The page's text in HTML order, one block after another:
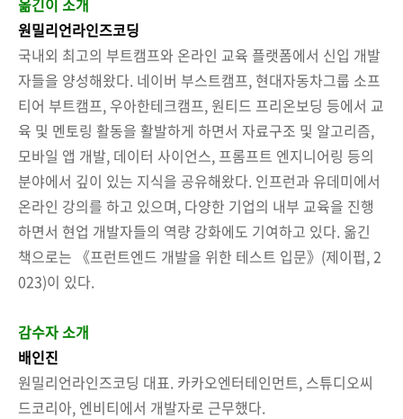
원밀리언라인즈코딩
국내외 최고의 부트캠프와 온라인 교육 플랫폼에서 신입 개발
자들을 양성해왔다. 네이버 부스트캠프, 현대자동차그룹 소프
티어 부트캠프, 우아한테크캠프, 원티드 프리온보딩 등에서 교
육 및 멘토링 활동을 활발하게 하면서 자료구조 및 알고리즘,
모바일 앱 개발, 데이터 사이언스, 프롬프트 엔지니어링 등의
분야에서 깊이 있는 지식을 공유해왔다. 인프런과 유데미에서
온라인 강의를 하고 있으며, 다양한 기업의 내부 교육을 진행
하면서 현업 개발자들의 역량 강화에도 기여하고 있다. 옮긴
책으로는 《프런트엔드 개발을 위한 테스트 입문》(제이펍, 2
023)이 있다.
감수자 소개
배인진
원밀리언라인즈코딩 대표. 카카오엔터테인먼트, 스튜디오씨
드코리아, 엔비티에서 개발자로 근무했다.